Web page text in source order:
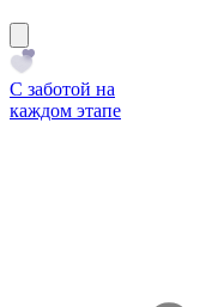
С заботой на
каждом этапе